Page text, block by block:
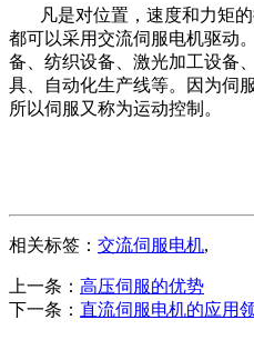
凡是对位置，速度和力矩的
都可以采用交流伺服电机驱动
备、纺织设备、激光加工设备
具、自动化生产线等。因为伺
所以伺服又称为运动控制。
相关标签： 交流伺服电机,
上一条： 高压伺服的优势
下一条： 直流伺服电机的应用